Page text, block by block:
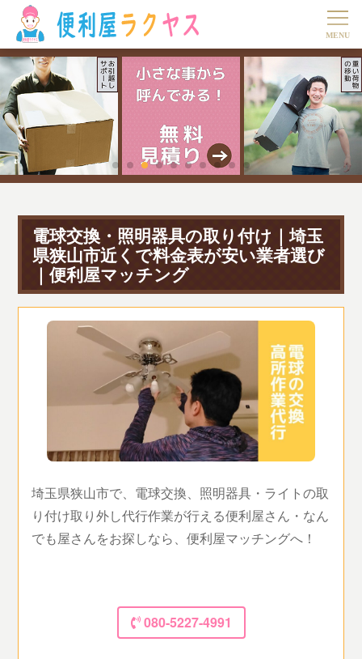
電球交換・照明器具の取り付け｜埼玉
県狭山市近くで料金表が安い業者選び
｜便利屋マッチング
埼玉県狭山市で、電球交換、照明器具・ライトの取
り付け取り外し代行作業が行える便利屋さん・なん
でも屋さんをお探しなら、便利屋マッチングへ！
080-5227-4991